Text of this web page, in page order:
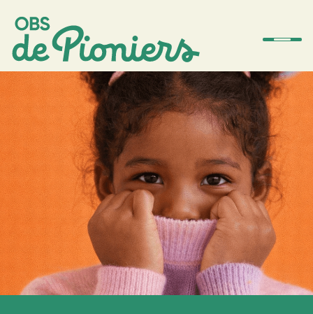
De school
Team
Ouders
Amstelwijs
Contact
Aanmelden